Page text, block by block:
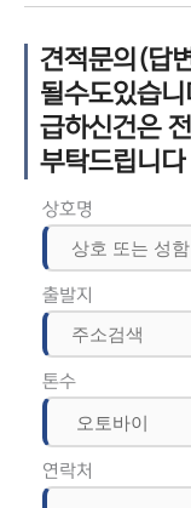
견적문의(답
될수도있습
급하신건은
부탁드립니다
상호명
출발지
톤수
연락처